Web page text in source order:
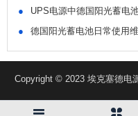
●
UPS电源中德国阳光蓄电
●
德国阳光蓄电池日常使用
Copyright © 2023 埃克塞德电